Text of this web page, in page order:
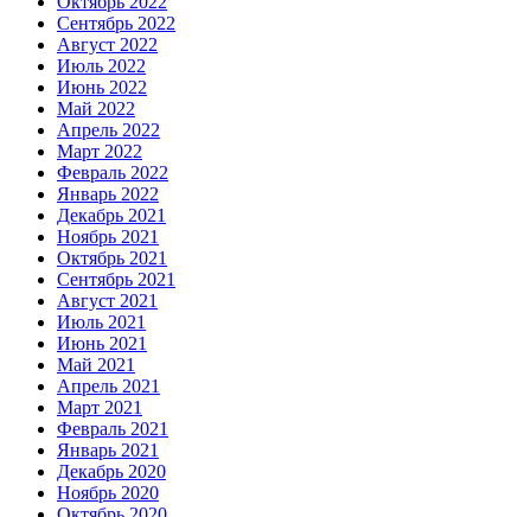
Сентябрь 2022
Август 2022
Июль 2022
Июнь 2022
Май 2022
Апрель 2022
Март 2022
Февраль 2022
Январь 2022
Декабрь 2021
Ноябрь 2021
Октябрь 2021
Сентябрь 2021
Август 2021
Июль 2021
Июнь 2021
Май 2021
Апрель 2021
Март 2021
Февраль 2021
Январь 2021
Декабрь 2020
Ноябрь 2020